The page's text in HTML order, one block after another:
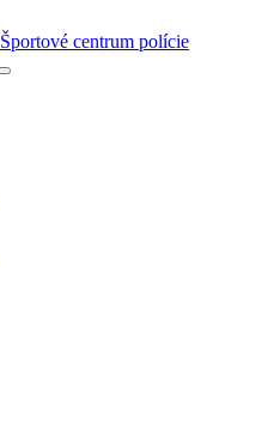
Športové centrum polície